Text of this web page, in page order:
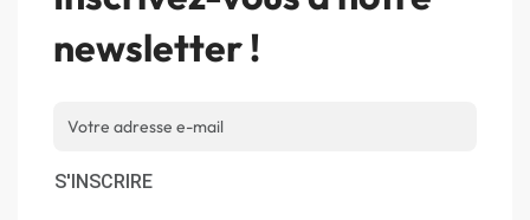
newsletter !
S'INSCRIRE